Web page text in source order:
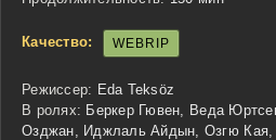
Качество: WEBRIP
Режиссер: Eda Teksöz
В ролях: Беркер Гювен, Веда
Озджан, Иджлаль Айдын, Озгю